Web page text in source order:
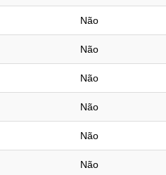
Não
Não
Não
Não
Não
Não